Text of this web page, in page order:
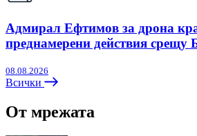
Адмирал Ефтимов за дрона
преднамерени действия срещу
08.08.2026
Всички
От мрежата